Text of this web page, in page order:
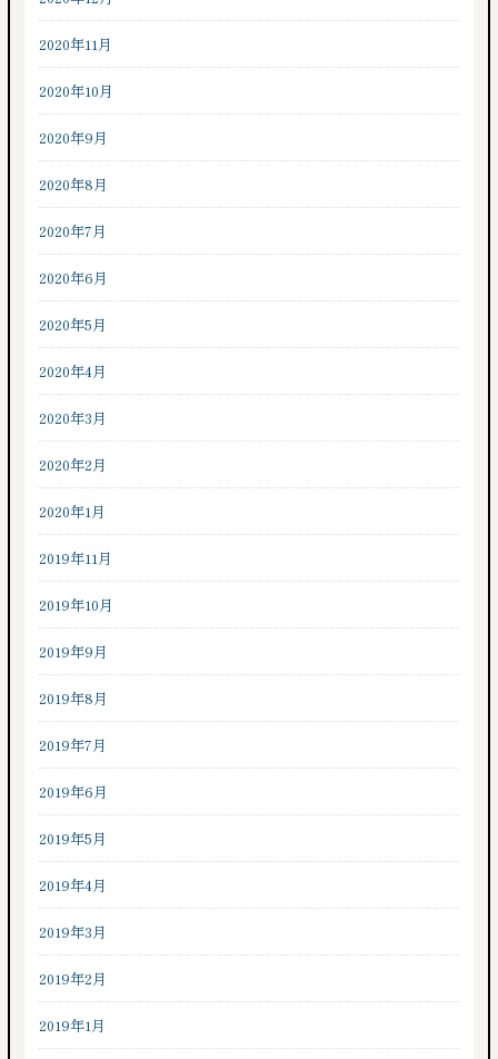
2020年11月
2020年10月
2020年9月
2020年8月
2020年7月
2020年6月
2020年5月
2020年4月
2020年3月
2020年2月
2020年1月
2019年11月
2019年10月
2019年9月
2019年8月
2019年7月
2019年6月
2019年5月
2019年4月
2019年3月
2019年2月
2019年1月